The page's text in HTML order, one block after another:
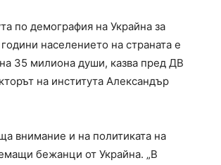
по демография на Украйна за
населението на страната е
35 милиона души, казва пред ДВ
на института Александър
внимание и на политиката на
бежанци от Украйна. „В